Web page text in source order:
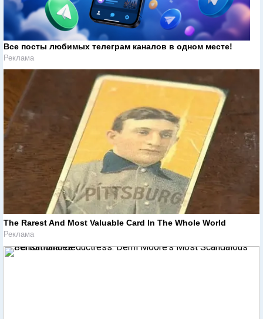
Все посты любимых телеграм каналов в одном месте!
Реклама
The Rarest And Most Valuable Card In The Whole World
Реклама